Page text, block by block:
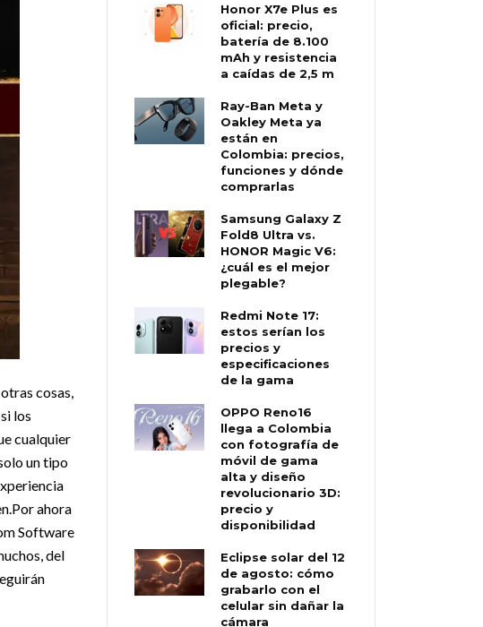
cosas,
los
cualquier
un tipo
Por ahora
Software
del
Honor X7e Plus es
oficial: precio,
batería de 8.100
mAh y resistencia
a caídas de 2,5 m
Ray-Ban Meta y
Oakley Meta ya
están en
Colombia: precios,
funciones y dónde
comprarlas
Samsung Galaxy Z
Fold8 Ultra vs.
HONOR Magic V6:
¿cuál es el mejor
plegable?
Redmi Note 17:
estos serían los
precios y
especificaciones
de la gama
OPPO Reno16
llega a Colombia
con fotografía de
móvil de gama
alta y diseño
revolucionario 3D:
precio y
disponibilidad
Eclipse solar del 12
de agosto: cómo
grabarlo con el
celular sin dañar la
cámara